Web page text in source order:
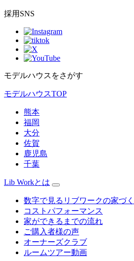
採用SNS
モデルハウスをさがす
モデルハウスTOP
熊本
福岡
大分
佐賀
鹿児島
千葉
Lib Workとは
数字で見るリブワークの家づ
コストパフォーマンス
家ができるまでの流れ
ご購入者様の声
オーナーズクラブ
ルームツアー動画